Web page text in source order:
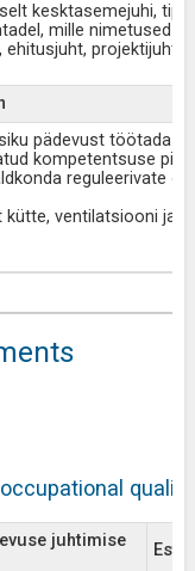
kesktasemejuhi,
mille nimetused
projektijuht ja
pädevust töötada
kompetentsuse
reguleerivate
ventilatsiooni ja
juhtimise